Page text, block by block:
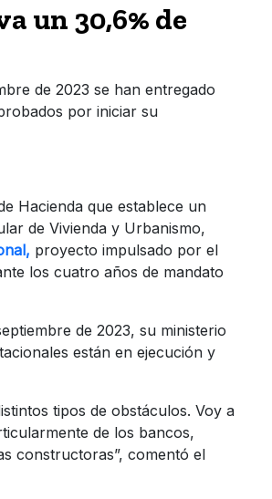
un 30,6% de
de 2023 se han entregado
por iniciar su
Hacienda que establece un
de Vivienda y Urbanismo,
proyecto impulsado por el
los cuatro años de mandato
de 2023, su ministerio
están en ejecución y
tipos de obstáculos. Voy a
de los bancos,
constructoras”, comentó el